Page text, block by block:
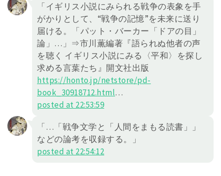
「イギリス小説にみられる戦争の表象を手
がかりとして、“戦争の記憶”を未来に送り
届ける。「パット・バーカー「ドアの目」
論」…」⇒市川薫編著『語られぬ他者の声
を聴く イギリス小説にみる〈平和〉を探し
求める言葉たち』開文社出版
https://honto.jp/netstore/pd-
book_30918712.html…
posted at 22:53:59
「…「戦争文学と「人間をまもる読書」」
などの論考を収録する。」
posted at 22:54:12